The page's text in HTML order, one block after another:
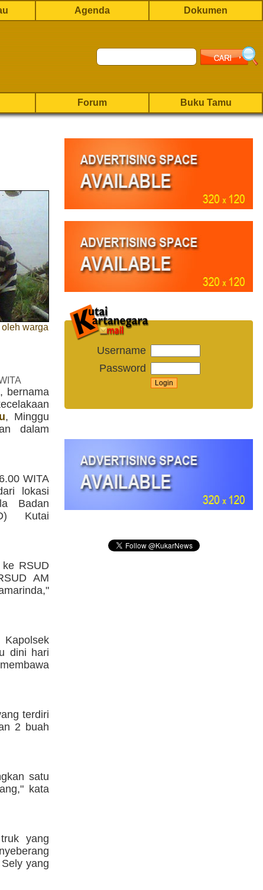
Agenda Dokumen
Forum Buku Tamu
warga
bernama
, Minggu
dalam
WITA
lokasi
Badan
Kutai
RSUD
AM
dini hari
terdiri
2 buah
satu
kata
yang
yang
Username
Password